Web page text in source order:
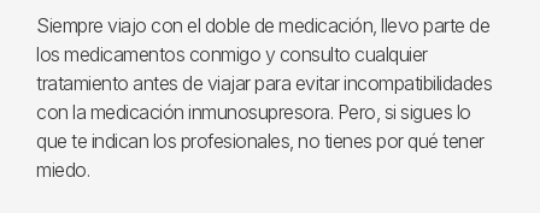
Siempre viajo con el doble de medicación, llevo parte de
los medicamentos conmigo y consulto cualquier
tratamiento antes de viajar para evitar incompatibilidades
con la medicación inmunosupresora. Pero, si sigues lo
que te indican los profesionales, no tienes por qué tener
miedo.